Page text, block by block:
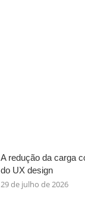
A redução da carga
do UX design
29 de julho de 2026